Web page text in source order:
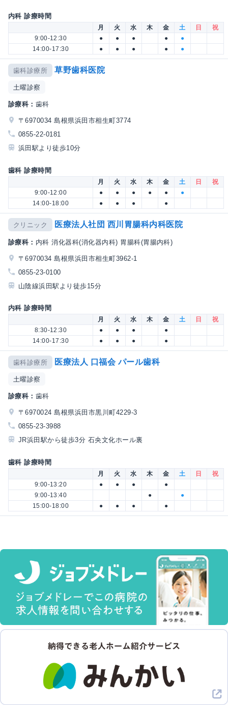
内科 診療時間
月 火 水 木 金 土 日
祝
9:00-12:30
● ● ● ●
●
14:00-17:30
● ● ● ● ●
歯科診療所 草野歯科医院
土曜診察
診療科： 歯科
〒6970034 島根県浜田市相生町3774
0855-22-0181
浜田駅より徒歩10分
歯科 診療時間
月 火 水 木 金 土 日
祝
9:00-12:00
● ● ● ● ●
●
14:00-18:00
● ● ● ●
クリニック 医療法人社団 西川胃腸科内科医院
診療科： 内科 消化器科(消化器内科) 胃腸科(胃腸内科)
〒6970034 島根県浜田市相生町3962-1
0855-23-0100
山陰線浜田駅より徒歩15分
内科 診療時間
月 火 水 木 金 土 日
祝
8:30-12:30
● ● ●
●
14:00-17:30
● ● ● ●
歯科診療所 医療法人 口福会 パール歯科
土曜診察
診療科： 歯科
〒6970024 島根県浜田市黒川町4229-3
0855-23-3988
JR浜田駅から徒歩3分 石央文化ホール裏
歯科 診療時間
月 火 水 木 金 土 日
祝
9:00-13:20
● ● ●
●
9:00-13:40
●
●
15:00-18:00
● ● ● ●